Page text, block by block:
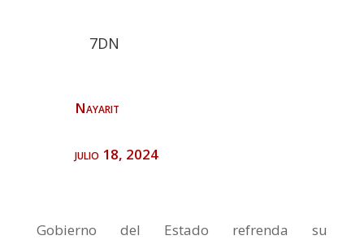
7DN
Nayarit
julio 18, 2024
Gobierno del Estado refrenda su